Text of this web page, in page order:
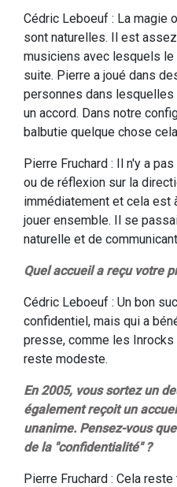
Cédric Leboeuf : La magie
sont naturelles. Il est
musiciens avec lesquels
suite. Pierre a joué dans
personnes dans
un accord. Dans notre
balbutie quelque chose
Pierre Fruchard : Il n'y a
ou de réflexion sur la
immédiatement et cela est
jouer ensemble. Il se
naturelle et de
Quel accueil a reçu votre
Cédric Leboeuf : Un bon
confidentiel, mais qui a
presse, comme les
reste modeste.
En 2005, vous sortez un
également reçoit un
unanime. Pensez-vous
de la "confidentialité" ?
Pierre Fruchard : Cela